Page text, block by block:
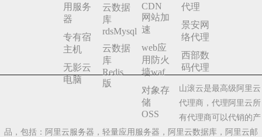
用服务
器
专有宿
主机
无影云
电脑
云数据
库
rdsMysql
云数据
库
Redis
版
CDN
网站加
速
web应
用防火
墙waf
对象存
储
OSS
代理
景安网
络代理
西部数
码代理
山滚云是最高级阿里云
代理商，代理阿里云所
有代理商可以代销的产
品，包括：阿里云服务器，轻量应用服务器，阿里云数据库，阿里云邮